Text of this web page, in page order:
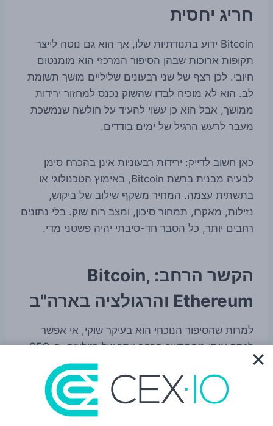
חריג יחסית
Bitcoin ידוע בתנודתיות שלו, אך הוא גם נוטה לייצר
תקופות ארוכות שבהן הסיפור המרכזי הוא מומנטום
חיובי. לכן רצף של שני רבעונים שליליים מושך תשומת
לב. הוא לא מוכיח לבדו שהשוק נכנס למחזור ירידות
ממושך, אבל הוא כן עשוי להעיד על חולשה שנמשכת
מעבר לרעש הרגיל של ימים בודדים.
כאן חשוב לדייק: ירידות רבעוניות אינן בהכרח סימן
לבעיה מבנית ברשת Bitcoin, באימוץ הטכנולוגי או
בתשתית עצמה. המחיר משקף שילוב של ביקוש,
נזילות, מאקרו, תמחור סיכון, ומצב רוח שוק. בלי נתונים
רחבים יותר, כל הסבר חד-סיבתי יהיה פשטני מדי.
הקשר הרחב: Bitcoin,
Ethereum והרגולציה בארה"ב
למרות שהסיפור הנוכחי הוא בעיקר שוקי, אי אפשר
לנתק אותו מההקשר הרחב יותר של רגולציה. ה-SEC
ממשיך להיות גוף מפתח בעיצוב האווירה סביב נכסי
קריפטו בארה"ב, גם כאשר אין הודעה חדשה בכל יום.
עצם קיומה של אי-ודאות רגולטורית משפיע על תמחור
סיכון, על נכונות של גופים מוסדיים לפעול, ועל הדרך